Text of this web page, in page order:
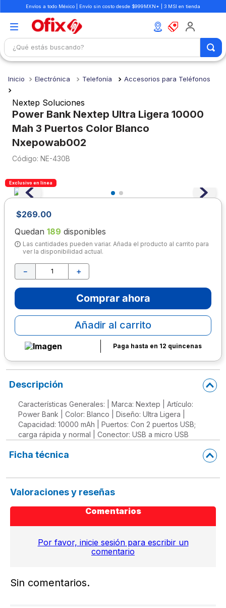
Envíos a todo México | Envío sin costo desde $999MXN* | 3 MSI en tienda
¿Qué estás buscando?
Electrónica Telefonía Accesorios para Teléfonos
Nextep Soluciones
Power Bank Nextep Ultra Ligera 10000
Mah 3 Puertos Color Blanco
Nxepowab002
: NE-430B
Exclusivo en línea
$269.00
Quedan 189 disponibles
Las cantidades pueden variar. Añada el producto al carrito para
ver la disponibilidad actual.
＋
－
Comprar ahora
Añadir al carrito
Paga hasta en 12 quincenas
Descripción
Características Generales: | Marca: Nextep | Artículo:
Power Bank | Color: Blanco | Diseño: Ultra Ligera |
Capacidad: 10000 mAh | Puertos: Con 2 puertos USB;
carga rápida y normal | Conector: USB a micro USB
Ficha técnica
Valoraciones y reseñas
Comentarios
Por favor, inicie sesión para escribir un
comentario
Sin comentarios.
1.
mochilas
2.
libretas
3.
cuaderno
5 .
colores
7.
escolar
10
escritorio